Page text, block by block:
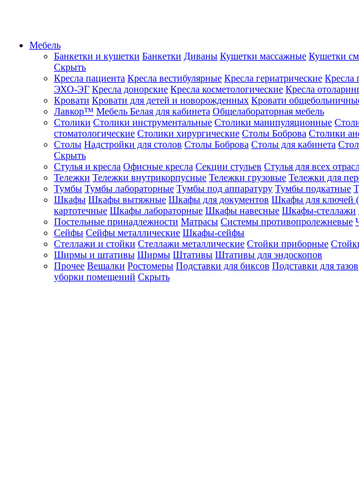
Мебель
Банкетки и кушетки Банкетки Диваны Кушетки массажные Кушетки
Скрыть
Кресла пациента Кресла вестибулярные Кресла гериатрические Кресла
ЭХО-ЭГ Кресла донорские Кресла косметологические Кресла
Кровати Кровати для детей и новорожденных Кровати
Лавкор™ Мебель Белая для кабинета Общелабораторная мебель
Столики Столики инструментальные Столики манипуляционные
стоматологические Столики хирургические Столы Боброва Столики
Столы Надстройки для столов Столы Боброва Столы для кабинета
Скрыть
Стулья и кресла Офисные кресла Секции стульев Стулья для всех
Тележки Тележки внутрикорпусные Тележки грузовые Тележки для
Тумбы Тумбы лабораторные Тумбы под аппаратуру Тумбы подкатные
Шкафы Шкафы вытяжные Шкафы для документов Шкафы для ключей
картотечные Шкафы лабораторные Шкафы навесные Шкафы-стеллажи
Постельные принадлежности Матрасы Системы противопролежневые
Сейфы Сейфы металлические Шкафы-сейфы
Стеллажи и стойки Стеллажи металлические Стойки приборные
Ширмы и штативы Ширмы Штативы Штативы для эндоскопов
Прочее Вешалки Ростомеры Подставки для биксов Подставки для тазов
уборки помещений Скрыть